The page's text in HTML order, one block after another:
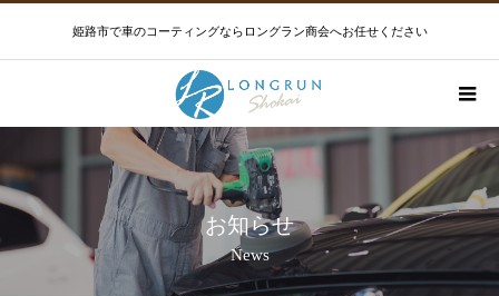
姫路市で車のコーティングならロングラン商会へお任せください
お知らせ
News